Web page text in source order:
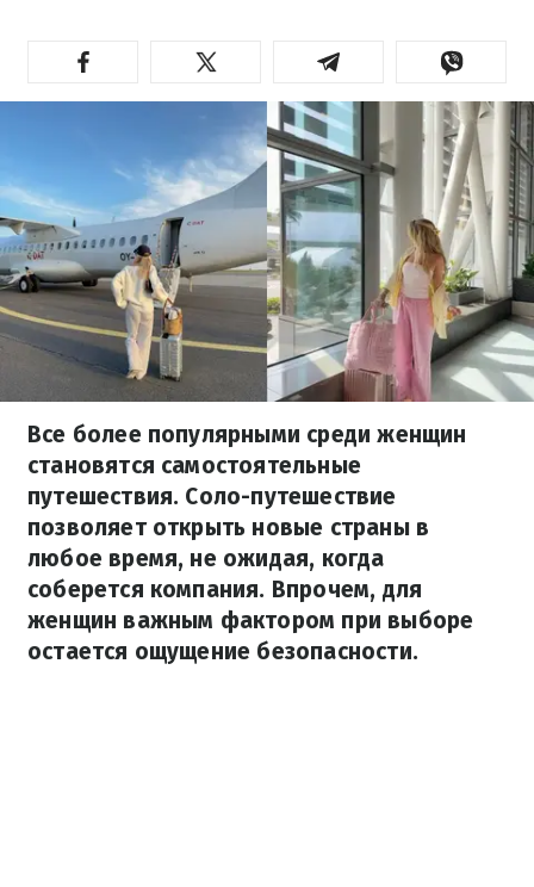
Все более популярными среди женщин
становятся самостоятельные
путешествия. Соло-путешествие
позволяет открыть новые страны в
любое время, не ожидая, когда
соберется компания. Впрочем, для
женщин важным фактором при выборе
остается ощущение безопасности.